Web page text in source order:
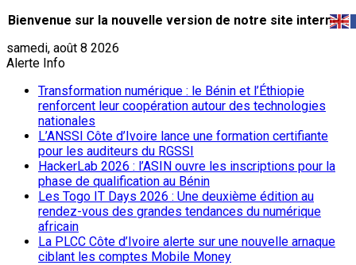
Bienvenue sur la nouvelle version de notre site internet.
samedi, août 8 2026
Alerte Info
Transformation numérique : le Bénin et l’Éthiopie
renforcent leur coopération autour des technologies
nationales
L’ANSSI Côte d’Ivoire lance une formation certifiante
pour les auditeurs du RGSSI
HackerLab 2026 : l’ASIN ouvre les inscriptions pour la
phase de qualification au Bénin
Les Togo IT Days 2026 : Une deuxième édition au
rendez-vous des grandes tendances du numérique
africain
La PLCC Côte d’Ivoire alerte sur une nouvelle arnaque
ciblant les comptes Mobile Money